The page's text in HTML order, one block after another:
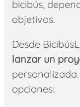
bicibús,
objetivos.
Desde
lanzar un
opciones: